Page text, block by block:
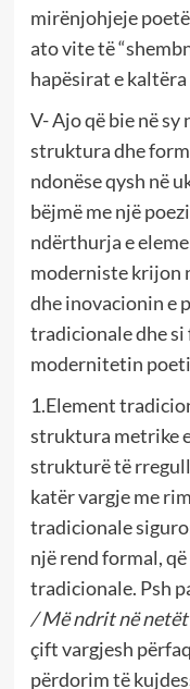
mirënjohjeje
ato vite të
hapësirat e
V- Ajo që bie në sy
struktura dhe
ndonëse qysh në
bëjmë me një
ndërthurja e
moderniste krijon
dhe inovacionin e
tradicionale dhe
modernitetin
1.Element
struktura metrike
strukturë të
katër vargje me
tradicionale
një rend formal,
tradicionale. Psh
/ Më ndrit në netët
çift vargjesh
përdorim të